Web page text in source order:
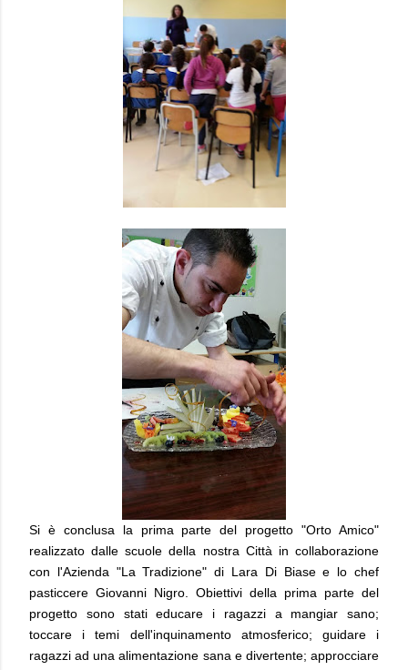
Si è conclusa la prima parte del progetto "Orto Amico"
realizzato dalle scuole della nostra Città in collaborazione
con l'Azienda "La Tradizione" di Lara Di Biase e lo chef
pasticcere Giovanni Nigro. Obiettivi della prima parte del
progetto sono stati educare i ragazzi a mangiar sano;
toccare i temi dell'inquinamento atmosferico; guidare i
ragazzi ad una alimentazione sana e divertente; approcciare